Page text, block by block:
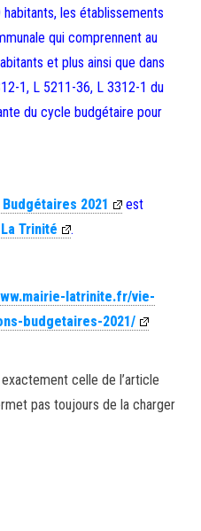
les établissements
qui comprennent au
et plus ainsi que dans
1, L 5211-36, L 3312-1 du
du cycle budgétaire pour
2021
2021
est
Trinité
.
latrinite.fr/vie-
budgetaires-2021/
celle de l’article
pas toujours de la charger